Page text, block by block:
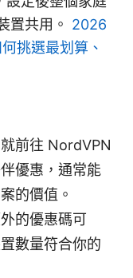
置共用。 2026
挑選最划算、
前往 NordVPN
優惠，通常能
的價值。
的優惠碼可
數量符合你的